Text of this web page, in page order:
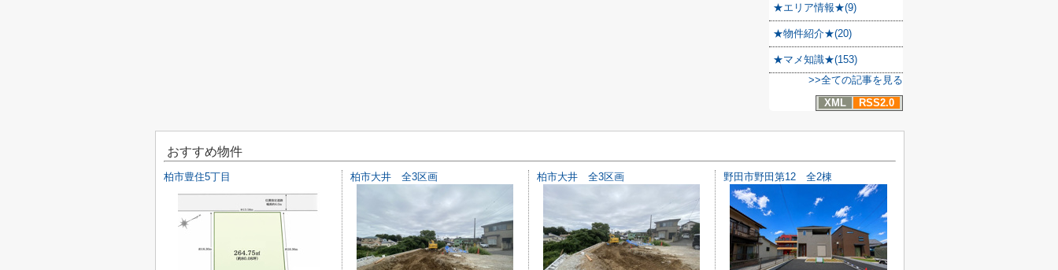
★エリア情報★(9)
★物件紹介★(20)
★マメ知識★(153)
>>全ての記事を見る
XML
RSS2.0
おすすめ物件
柏市豊住5丁目 柏市大井 全3区画 柏市大井 全3区画 野田市野田第12 全2棟